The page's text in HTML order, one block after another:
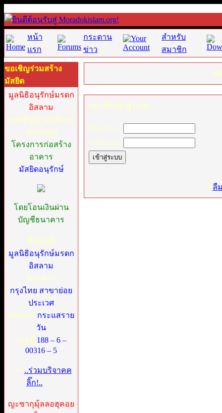
หน้า
แรก
กระดาน
ข่าว
สำหรับ
สมาชิก
ขอเชิญร่วมสร้าง
มัสยิด
มูลนิธิอนุรักษ์มรดก
อิสลาม
ขอเชิญท่านบริจาค
สมทบทุน
โครงการก่อสร้าง
อาคาร
มัสยิดอนุรักษ์
โดยโอนเงินผ่าน
บัญชีธนาคาร
ชื่อบัญชี
มูลนิธิอนุรักษ์มรดก
อิสลาม
ธนาคาร
กรุงไทย สาขาย่อย
ประเวศ
ประเภท กระแสราย
วัน
เลขที่ 188 – 6 –
00316 – 5
>>>..ร่วมบริจาคค
ลิ๊ก!..<<<
ญะซากุมุ้ลลอฮุคอย
ส
สมาชิกเข้าสู่ระบบ
ชื่อเรียก:
รหัสผ่าน:
[ ลื